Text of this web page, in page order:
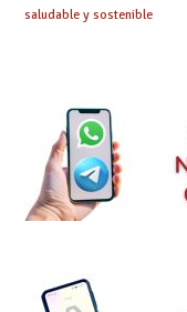
saludable y sostenible